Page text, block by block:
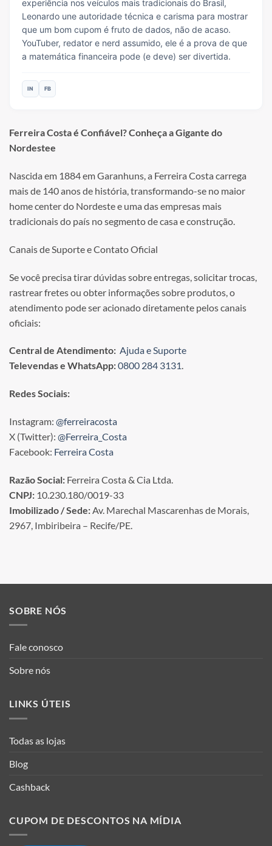
experiência nos veículos mais tradicionais do Brasil,
Leonardo une autoridade técnica e carisma para mostrar
que um bom cupom é fruto de dados, não de acaso.
YouTuber, redator e nerd assumido, ele é a prova de que
a matemática financeira pode (e deve) ser divertida.
IN FB
Ferreira Costa é Confiável? Conheça a Gigante do
Nordestee
Nascida em 1884 em Garanhuns, a Ferreira Costa carrega
mais de 140 anos de história, transformando-se no maior
home center do Nordeste e uma das empresas mais
tradicionais do país no segmento de casa e construção.
Canais de Suporte e Contato Oficial
Se você precisa tirar dúvidas sobre entregas, solicitar trocas,
rastrear fretes ou obter informações sobre produtos, o
atendimento pode ser acionado diretamente pelos canais
oficiais:
Central de Atendimento: Ajuda e Suporte
Televendas e WhatsApp:0800 284 3131.
Redes Sociais:
Instagram: @ferreiracosta
X (Twitter): @Ferreira_Costa
Facebook: Ferreira Costa
Razão Social: Ferreira Costa & Cia Ltda.
CNPJ: 10.230.180/0019-33
Imobilizado / Sede: Av. Marechal Mascarenhas de Morais,
2967, Imbiribeira – Recife/PE.
SOBRE NÓS
Fale conosco
Sobre nós
LINKS ÚTEIS
Todas as lojas
Blog
Cashback
CUPOM DE DESCONTOS NA MÍDIA